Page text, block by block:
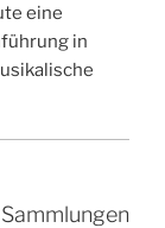
eine
in